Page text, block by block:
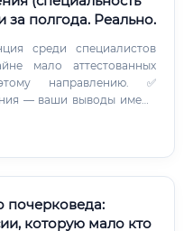
в качестве
или специалиста Разберём подробнее.
за полгода. Реально.
среди специалистов
мало аттестованных
направлению. ✅
— ваши выводы имеют
почерковеда:
которую мало кто